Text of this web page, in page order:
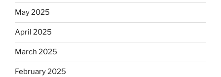
May 2025
April 2025
March 2025
February 2025